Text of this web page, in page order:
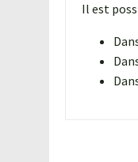
Il est